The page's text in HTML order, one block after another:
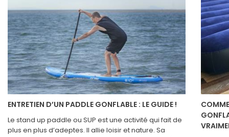
ENTRETIEN D’UN PADDLE GONFLABLE : LE GUIDE !
Le stand up paddle ou SUP est une activité qui fait de
plus en plus d’adeptes. Il allie loisir et nature. Sa